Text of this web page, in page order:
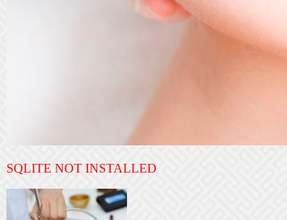
SQLITE NOT INSTALLED